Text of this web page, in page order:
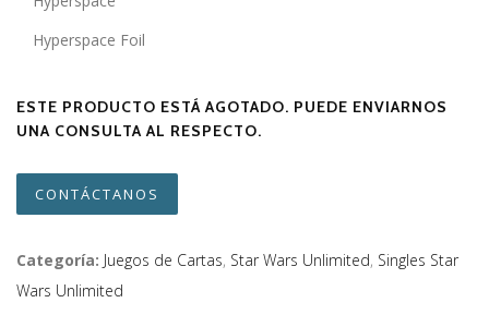
Hyperspace Foil
ESTE PRODUCTO ESTÁ AGOTADO. PUEDE ENVIARNOS
UNA CONSULTA AL RESPECTO.
CONTÁCTANOS
Categoría: Juegos de Cartas, Star Wars Unlimited, Singles Star
Wars Unlimited